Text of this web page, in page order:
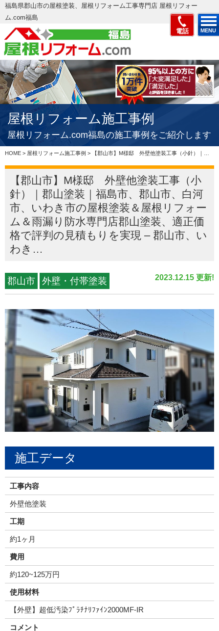
福島県郡山市の屋根塗装、屋根リフォーム工事専門店 屋根リフォー
ム.com福島
電話
MENU
屋根リフォーム施工事例
屋根リフォーム.com福島の施工事例をご紹介します
HOME > 屋根リフォーム施工事例 > 【郡山市】M様邸 外壁他塗装工事（小針）｜郡山塗装｜福島市、郡山市、白河市、いわき市の屋根塗装＆屋根リフォーム＆雨漏り防水専門店郡山塗装、適正価格で評判の見積もりを実現 – 郡山市、いわき…
【郡山市】M様邸 外壁他塗装工事（小
針）｜郡山塗装｜福島市、郡山市、白河
市、いわき市の屋根塗装＆屋根リフォー
ム＆雨漏り防水専門店郡山塗装、適正価
格で評判の見積もりを実現 – 郡山市、い
わき…
2023.12.15 更新!
郡山市 外壁・付帯塗装
施工データ
工事内容
外壁他塗装
工期
約1ヶ月
費用
約120~125万円
使用材料
【外壁】超低汚染ﾌﾟﾗﾁﾅﾘﾌｧｲﾝ2000MF-IR
コメント